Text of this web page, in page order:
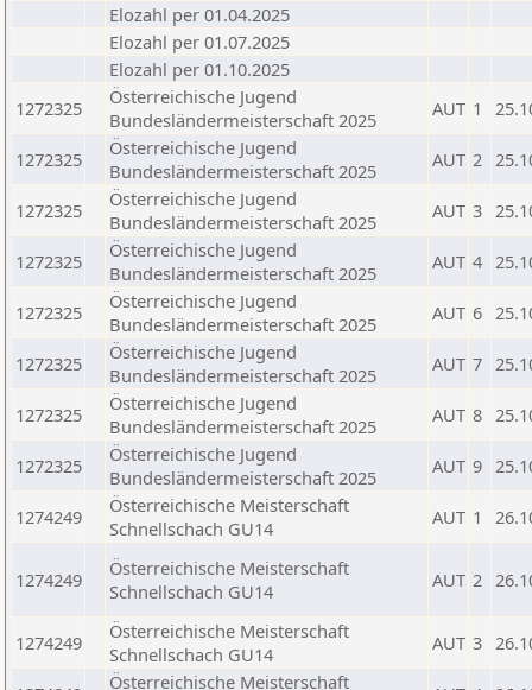
Elozahl per 01.04.2025
Elozahl per 01.07.2025
Elozahl per 01.10.2025
1272325
Österreichische Jugend
Bundesländermeisterschaft 2025
AUT 1
1272325
Österreichische Jugend
Bundesländermeisterschaft 2025
AUT 2
1272325
Österreichische Jugend
Bundesländermeisterschaft 2025
AUT 3
1272325
Österreichische Jugend
Bundesländermeisterschaft 2025
AUT 4
1272325
Österreichische Jugend
Bundesländermeisterschaft 2025
AUT 6
1272325
Österreichische Jugend
Bundesländermeisterschaft 2025
AUT 7
1272325
Österreichische Jugend
Bundesländermeisterschaft 2025
AUT 8
1272325
Österreichische Jugend
Bundesländermeisterschaft 2025
AUT 9
1274249
Österreichische Meisterschaft
Schnellschach GU14
AUT 1
1274249
Österreichische Meisterschaft
Schnellschach GU14
AUT 2
1274249
Österreichische Meisterschaft
Schnellschach GU14
AUT 3
Österreichische Meisterschaft